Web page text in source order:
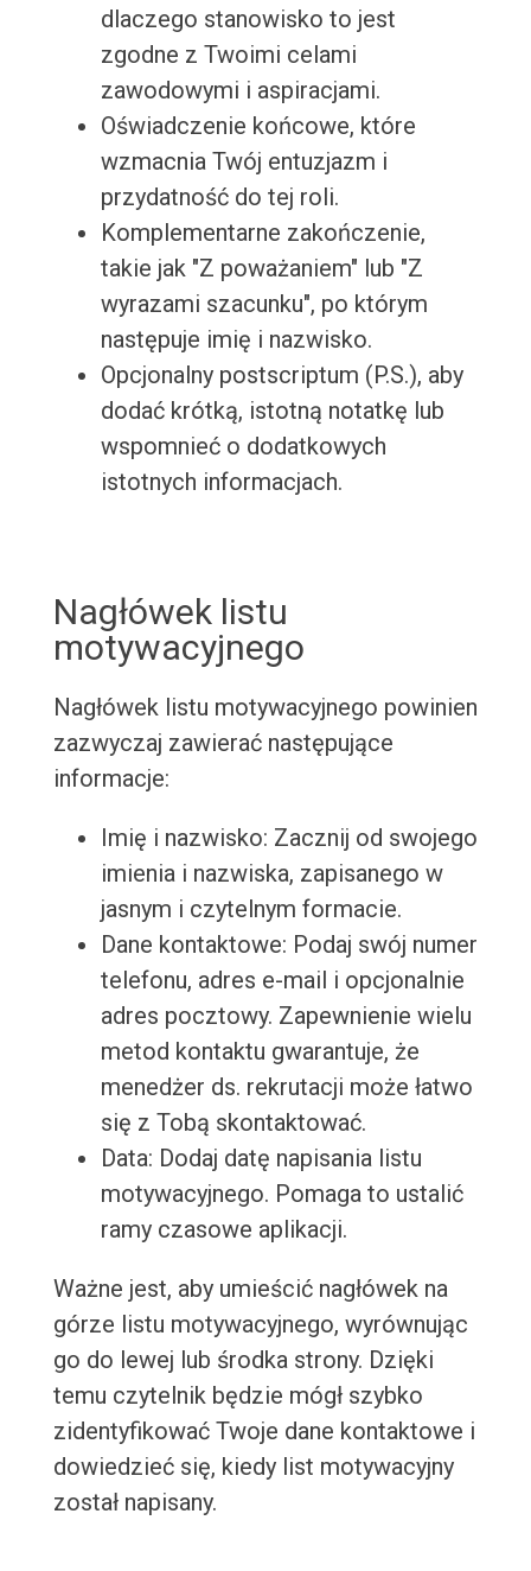
dlaczego stanowisko to jest
zgodne z Twoimi celami
zawodowymi i aspiracjami.
Oświadczenie końcowe, które
wzmacnia Twój entuzjazm i
przydatność do tej roli.
Komplementarne zakończenie,
takie jak "Z poważaniem" lub "Z
wyrazami szacunku", po którym
następuje imię i nazwisko.
Opcjonalny postscriptum (P.S.), aby
dodać krótką, istotną notatkę lub
wspomnieć o dodatkowych
istotnych informacjach.
Nagłówek listu
motywacyjnego
Nagłówek listu motywacyjnego powinien
zazwyczaj zawierać następujące
informacje:
Imię i nazwisko: Zacznij od swojego
imienia i nazwiska, zapisanego w
jasnym i czytelnym formacie.
Dane kontaktowe: Podaj swój numer
telefonu, adres e-mail i opcjonalnie
adres pocztowy. Zapewnienie wielu
metod kontaktu gwarantuje, że
menedżer ds. rekrutacji może łatwo
się z Tobą skontaktować.
Data: Dodaj datę napisania listu
motywacyjnego. Pomaga to ustalić
ramy czasowe aplikacji.
Ważne jest, aby umieścić nagłówek na
górze listu motywacyjnego, wyrównując
go do lewej lub środka strony. Dzięki
temu czytelnik będzie mógł szybko
zidentyfikować Twoje dane kontaktowe i
dowiedzieć się, kiedy list motywacyjny
został napisany.